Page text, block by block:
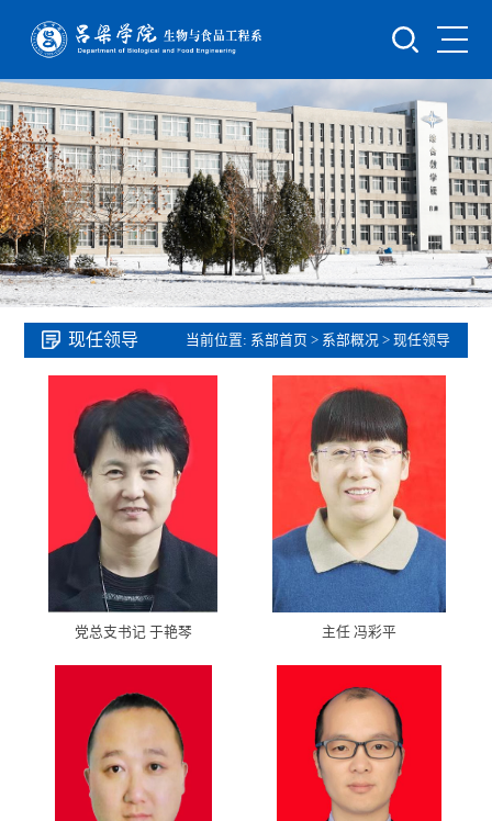
现任领导 当前位置: 系部首页 > 系部概况 > 现任领导
党总支书记 于艳琴 主任 冯彩平